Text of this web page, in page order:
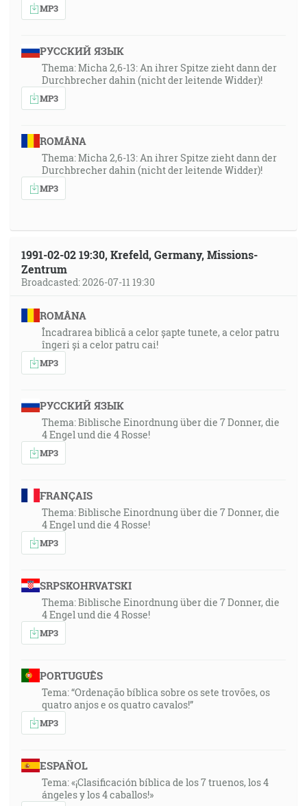
MP3
РУССКИЙ ЯЗЫК
Thema: Micha 2,6-13: An ihrer Spitze zieht dann der
Durchbrecher dahin (nicht der leitende Widder)!
MP3
ROMÂNA
Thema: Micha 2,6-13: An ihrer Spitze zieht dann der
Durchbrecher dahin (nicht der leitende Widder)!
MP3
1991-02-02 19:30, Krefeld, Germany, Missions-
Zentrum
Broadcasted: 2026-07-11 19:30
ROMÂNA
Încadrarea biblică a celor șapte tunete, a celor patru
îngeri și a celor patru cai!
MP3
РУССКИЙ ЯЗЫК
Thema: Biblische Einordnung über die 7 Donner, die
4 Engel und die 4 Rosse!
MP3
FRANÇAIS
Thema: Biblische Einordnung über die 7 Donner, die
4 Engel und die 4 Rosse!
MP3
SRPSKOHRVATSKI
Thema: Biblische Einordnung über die 7 Donner, die
4 Engel und die 4 Rosse!
MP3
PORTUGUÊS
Tema: “Ordenação bíblica sobre os sete trovões, os
quatro anjos e os quatro cavalos!”
MP3
ESPAÑOL
Tema: «¡Clasificación bíblica de los 7 truenos, los 4
ángeles y los 4 caballos!»